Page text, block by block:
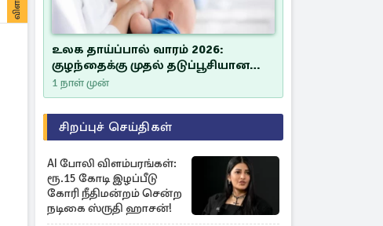
உலக தாய்ப்பால் வாரம் 2026:
குழந்தைக்கு முதல் தடுப்பூசியான
சீம்பாலின் முக்கியத்துவம்!
1 நாள் முன்
சிறப்புச் செய்திகள்
AI போலி விளம்பரங்கள்:
ரூ.15 கோடி இழப்பீடு
கோரி நீதிமன்றம் சென்ற
நடிகை ஸ்ருதி ஹாசன்!